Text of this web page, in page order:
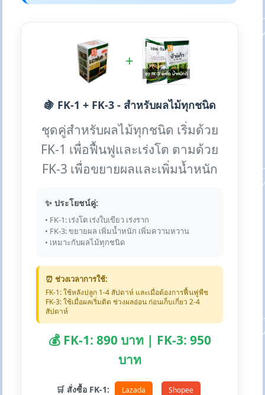
+
🍇 FK-1 + FK-3 - สำหรับผลไม้ทุกชนิด
ชุดคู่สำหรับผลไม้ทุกชนิด เริ่มด้วย
FK-1 เพื่อฟื้นฟูและเร่งโต ตามด้วย
FK-3 เพื่อขยายผลและเพิ่มน้ำหนัก
✨ ประโยชน์คู่:
• FK-1: เร่งโต เร่งใบเขียว เร่งราก
• FK-3: ขยายผล เพิ่มน้ำหนัก เพิ่มความหวาน
• เหมาะกับผลไม้ทุกชนิด
⏰ ช่วงเวลาการใช้:
FK-1: ใช้หลังปลูก 1-4 สัปดาห์ และเมื่อต้องการฟื้นฟูพืช
FK-3: ใช้เมื่อผลเริ่มติด ช่วงผลอ่อน ก่อนเก็บเกี่ยว 2-4
สัปดาห์
💰 FK-1: 890 บาท | FK-3: 950
บาท
🛒 สั่งซื้อ FK-1: Lazada Shopee